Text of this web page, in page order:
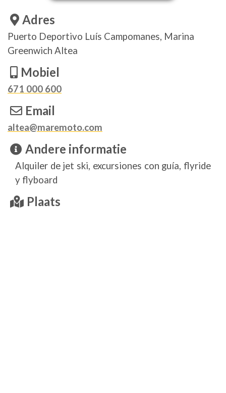
Adres
Puerto Deportivo Luís Campomanes, Marina
Greenwich Altea
Mobiel
671 000 600
Email
altea@maremoto.com
Andere informatie
Alquiler de jet ski, excursiones con guía, flyride
y flyboard
Plaats